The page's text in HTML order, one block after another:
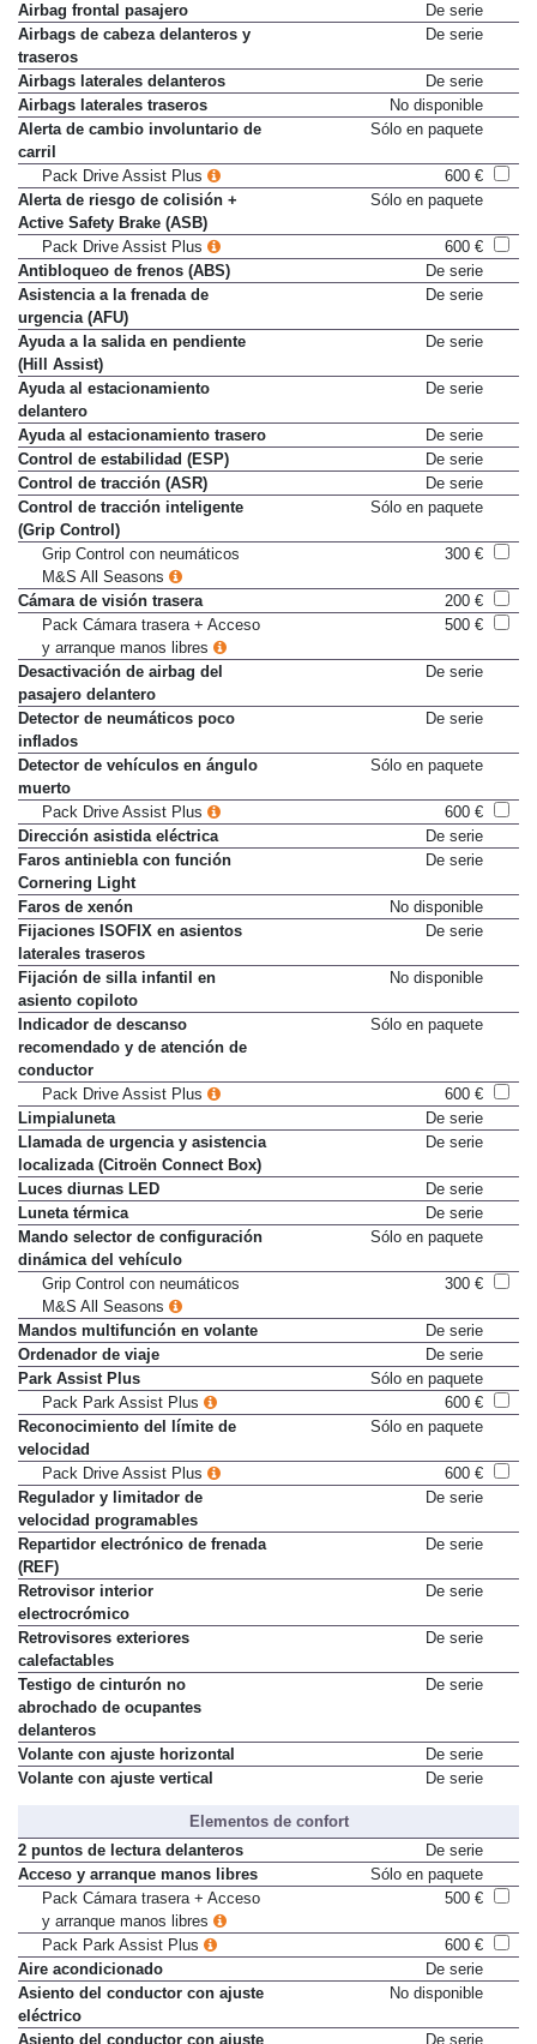
Airbag frontal pasajero
De serie
Airbags de cabeza delanteros y
traseros
De serie
Airbags laterales delanteros
De serie
Airbags laterales traseros
No disponible
Alerta de cambio involuntario de
carril
Sólo en paquete
Pack Drive Assist Plus
600 €
Alerta de riesgo de colisión +
Active Safety Brake (ASB)
Sólo en paquete
Pack Drive Assist Plus
600 €
Antibloqueo de frenos (ABS)
De serie
Asistencia a la frenada de
urgencia (AFU)
De serie
Ayuda a la salida en pendiente
(Hill Assist)
De serie
Ayuda al estacionamiento
delantero
De serie
Ayuda al estacionamiento trasero
De serie
Control de estabilidad (ESP)
De serie
Control de tracción (ASR)
De serie
Control de tracción inteligente
(Grip Control)
Sólo en paquete
Grip Control con neumáticos
M&S All Seasons
300 €
Cámara de visión trasera
200 €
Pack Cámara trasera + Acceso
y arranque manos libres
500 €
Desactivación de airbag del
pasajero delantero
De serie
Detector de neumáticos poco
inflados
De serie
Detector de vehículos en ángulo
muerto
Sólo en paquete
Pack Drive Assist Plus
600 €
Dirección asistida eléctrica
De serie
Faros antiniebla con función
Cornering Light
De serie
Faros de xenón
No disponible
Fijaciones ISOFIX en asientos
laterales traseros
De serie
Fijación de silla infantil en
asiento copiloto
No disponible
Indicador de descanso
recomendado y de atención de
conductor
Sólo en paquete
Pack Drive Assist Plus
600 €
Limpialuneta
De serie
Llamada de urgencia y asistencia
localizada (Citroën Connect Box)
De serie
Luces diurnas LED
De serie
Luneta térmica
De serie
Mando selector de configuración
dinámica del vehículo
Sólo en paquete
Grip Control con neumáticos
M&S All Seasons
300 €
Mandos multifunción en volante
De serie
Ordenador de viaje
De serie
Park Assist Plus
Sólo en paquete
Pack Park Assist Plus
600 €
Reconocimiento del límite de
velocidad
Sólo en paquete
Pack Drive Assist Plus
600 €
Regulador y limitador de
velocidad programables
De serie
Repartidor electrónico de frenada
(REF)
De serie
Retrovisor interior
electrocrómico
De serie
Retrovisores exteriores
calefactables
De serie
Testigo de cinturón no
abrochado de ocupantes
delanteros
De serie
Volante con ajuste horizontal
De serie
Volante con ajuste vertical
De serie
Elementos de confort
2 puntos de lectura delanteros
De serie
Acceso y arranque manos libres
Sólo en paquete
Pack Cámara trasera + Acceso
y arranque manos libres
500 €
Pack Park Assist Plus
600 €
Aire acondicionado
De serie
Asiento del conductor con ajuste
eléctrico
No disponible
Asiento del conductor con ajuste De serie